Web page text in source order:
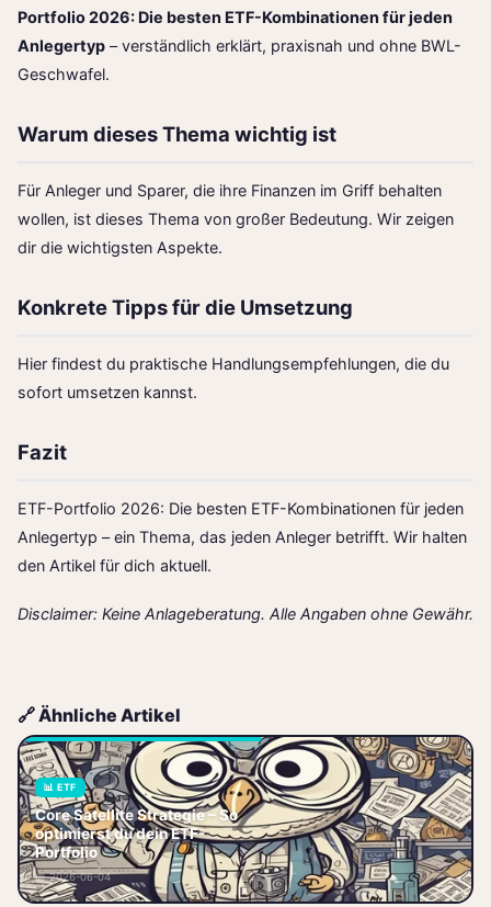
Portfolio 2026: Die besten ETF-Kombinationen für jeden
Anlegertyp – verständlich erklärt, praxisnah und ohne BWL-
Geschwafel.
Warum dieses Thema wichtig ist
Für Anleger und Sparer, die ihre Finanzen im Griff behalten
wollen, ist dieses Thema von großer Bedeutung. Wir zeigen
dir die wichtigsten Aspekte.
Konkrete Tipps für die Umsetzung
Hier findest du praktische Handlungsempfehlungen, die du
sofort umsetzen kannst.
Fazit
ETF-Portfolio 2026: Die besten ETF-Kombinationen für jeden
Anlegertyp – ein Thema, das jeden Anleger betrifft. Wir halten
den Artikel für dich aktuell.
Disclaimer: Keine Anlageberatung. Alle Angaben ohne Gewähr.
🔗 Ähnliche Artikel
📊 ETF
Core Satellite Strategie – So
optimierst du dein ETF-
Portfolio
📅 2026-06-04
Core Satellite Strategie – So
optimierst du dein ETF-Portfolio
Dein ETF-Portfolio läuft, aber du
willst mehr? Du hast da